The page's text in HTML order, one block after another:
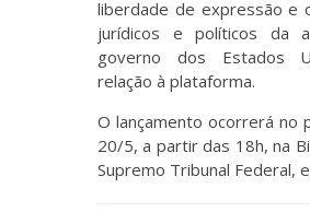
liberdade de expressão e
jurídicos e políticos da
governo dos Estados
relação à plataforma.
O lançamento ocorrerá no
20/5, a partir das 18h, na
Supremo Tribunal Federal,